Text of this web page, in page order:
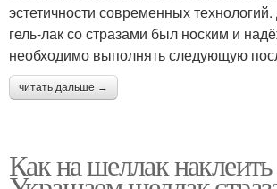
эстетичности современных
гель-лак со стразами был носким и
необходимо выполнять следующую
читать дальше →
Как на шеллак